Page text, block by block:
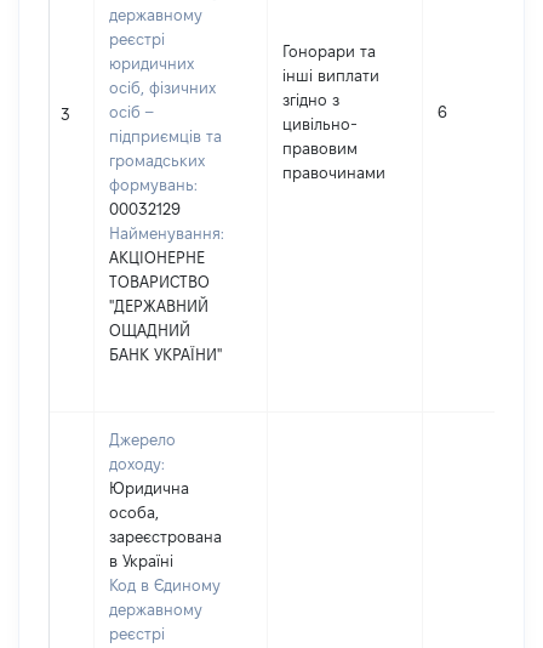
3
державному
реєстрі
юридичних
осіб, фізичних
осіб –
підприємців та
громадських
формувань:
00032129
Найменування:
АКЦІОНЕРНЕ
ТОВАРИСТВО
"ДЕРЖАВНИЙ
ОЩАДНИЙ
БАНК УКРАЇНИ"
Гонорари та
інші виплати
згідно з
цивільно-
правовим
правочинами
6
Джерело
доходу:
Юридична
особа,
зареєстрована
в Україні
Код в Єдиному
державному
реєстрі